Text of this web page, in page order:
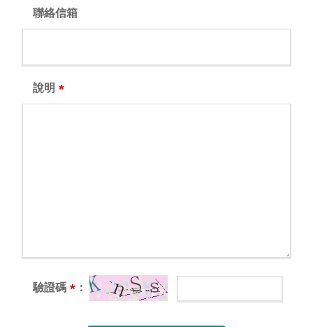
聯絡信箱
說明 *
驗證碼 * ：